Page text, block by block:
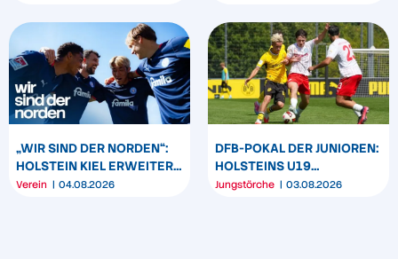
„WIR SIND DER NORDEN“:
HOLSTEIN KIEL ERWEITERT
SEIN MARKENBILD
Verein 04.08.2026
DFB-POKAL DER JUNIOREN:
HOLSTEINS U19
TRIUMPHIERT IN
Jungstörche 03.08.2026